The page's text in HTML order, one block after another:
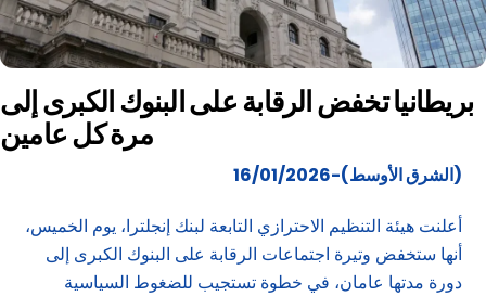
بريطانيا تخفض الرقابة على البنوك الكبرى إلى
مرة كل عامين
(الشرق الأوسط)-16/01/2026
أعلنت هيئة التنظيم الاحترازي التابعة لبنك إنجلترا، يوم الخميس،
أنها ستخفض وتيرة اجتماعات الرقابة على البنوك الكبرى إلى
دورة مدتها عامان، في خطوة تستجيب للضغوط السياسية